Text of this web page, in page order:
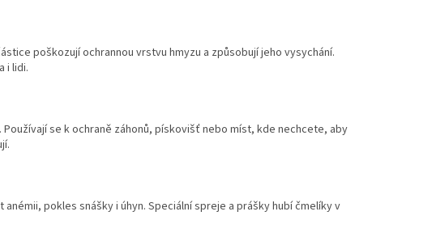
poškozují ochrannou vrstvu hmyzu a způsobují jeho vysychání.
i lidi.
se k ochraně záhonů, pískovišť nebo míst, kde nechcete, aby
pokles snášky i úhyn. Speciální spreje a prášky hubí čmelíky v